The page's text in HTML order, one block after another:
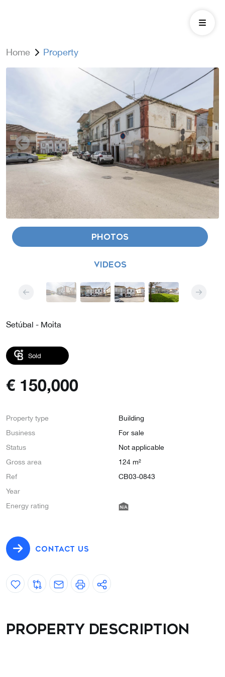
Home Property
PHOTOS
VIDEOS
Setúbal - Moita
Sold
€ 150,000
Property type
Building
Business
For sale
Status
Not applicable
Gross area
124 m²
Ref
CB03-0843
Year
Energy rating
CONTACT US
Property description